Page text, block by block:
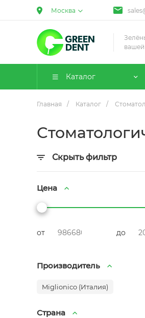
Москва
Каталог
Главная / Каталог /
Скрыть фильтр
Цена
от до
Производитель
Miglionico (Италия)
Страна